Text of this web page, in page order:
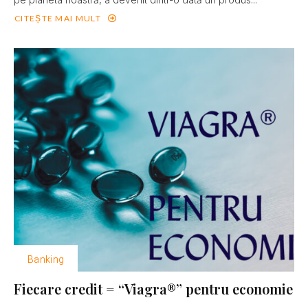
CITEȘTE MAI MULT
Banking
Fiecare credit = “Viagra®” pentru economie